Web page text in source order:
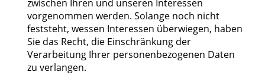
zwischen Ihren und unseren Interessen
vorgenommen werden. Solange noch nicht
feststeht, wessen Interessen überwiegen, haben
Sie das Recht, die Einschränkung der
Verarbeitung Ihrer personenbezogenen Daten
zu verlangen.